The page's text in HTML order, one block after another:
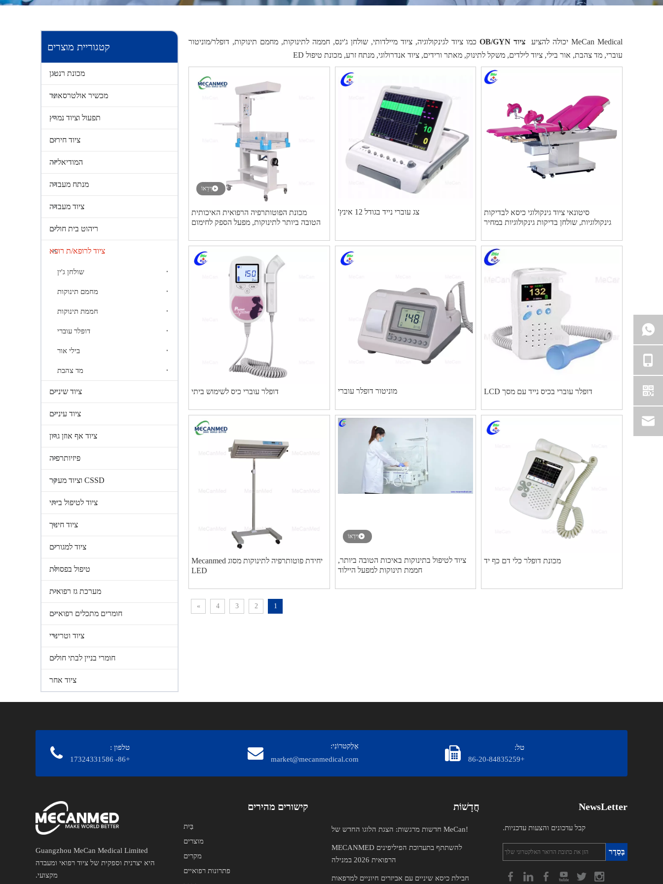
קטגוריית מוצרים
מכונת רנטגן
מכשיר אולטרסאונד
תפעול וציוד נמרץ
ציוד חירום
המודיאליזה
מנתח מעבדה
ציוד מעבדה
ריהוט בית חולים
ציוד לרופא/ת רופא
שולחן ג'ין
מחמם תינוקות
חממת תינוקות
דופלר עוברי
בילי אור
מד צהבת
ציוד שיניים
ציוד עיניים
ציוד אף אוזן גרון
פיזיותרפיה
CSSD וציוד מעקר
ציוד לטיפול ביתי
ציוד חינוך
ציוד למגורים
טיפול בפסולת
מערכת גז רפואית
חומרים מתכלים רפואיים
ציוד וטרינרי
חומרי בניין לבתי חולים
ציוד אחר
MeCan Medical יכולה להציע ציוד OB/GYN
כמו ציוד לגינקולוגיה, ציוד מיילדותי, שולחן ג'ינס, חממה לתינוקות, מחמם תינוקות, דופלר/מוניטור
עוברי, מד צהבת, אור בילי, ציוד לילדים, משקל לתינוק, מאתר ורידים, ציוד אנדרולוגי, מנתח זרע, מכונת טיפול ED
סיטונאי ציוד גינקולוגי כיסא לבדיקות
גינקולוגיות, שולחן בדיקות גינקולוגיות במחיר
צג עוברי נייד בגודל 12 אינץ'
וִידֵאוֹ
מכונת הפוטותרפיה הרפואית האיכותית
הטובה ביותר לתינוקות, מפעל הספק לחימום
דופלר עוברי בכיס נייד עם מסך LCD מוניטור דופלר עוברי דופלר עוברי כיס לשימוש ביתי
מכונת דופלר כלי דם כף יד
וִידֵאוֹ
ציוד לטיפול בתינוקות באיכות הטובה ביותר,
חממת תינוקות למפעל היילוד
יחידת פוטותרפיה לתינוקות מסוג Mecanmed
LED
1
2
3
4
»
טלפון :
+86- 17324331586
אֶלֶקטרוֹנִי:
market@mecanmedical.com
טל:
+86-20-84835259
Guangzhou MeCan Medical Limited
היא יצרנית וספקית של ציוד רפואי ומעבדה
מקצועי.​​​​​​
קישורים מהירים
בַּיִת
מוצרים
מקרים
פתרונות רפואיים
חֲדָשׁוֹת
חדשות מרגשות: הצגת הלוגו החדש של MeCan!
MECANMED להשתתף בתערוכת הפיליפינים
הרפואית 2026 במנילה
חבילת כיסא שיניים עם אביזרים חיוניים למרפאות
NewsLetter
קבל עדכונים והצעות עדכניות.
בְּסֵדֶר